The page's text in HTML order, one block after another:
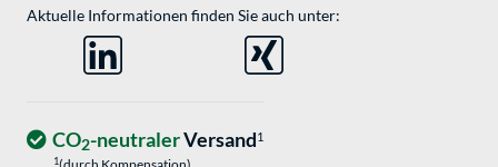
Aktuelle Informationen finden Sie auch unter:
CO2-neutralerVersand1
1